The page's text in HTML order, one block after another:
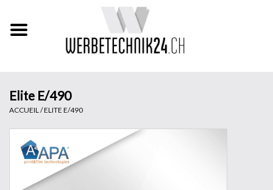
Films de décoration
Finitions & Montage
Outillage
Elite E/490
ACCUEIL /ELITE E/490